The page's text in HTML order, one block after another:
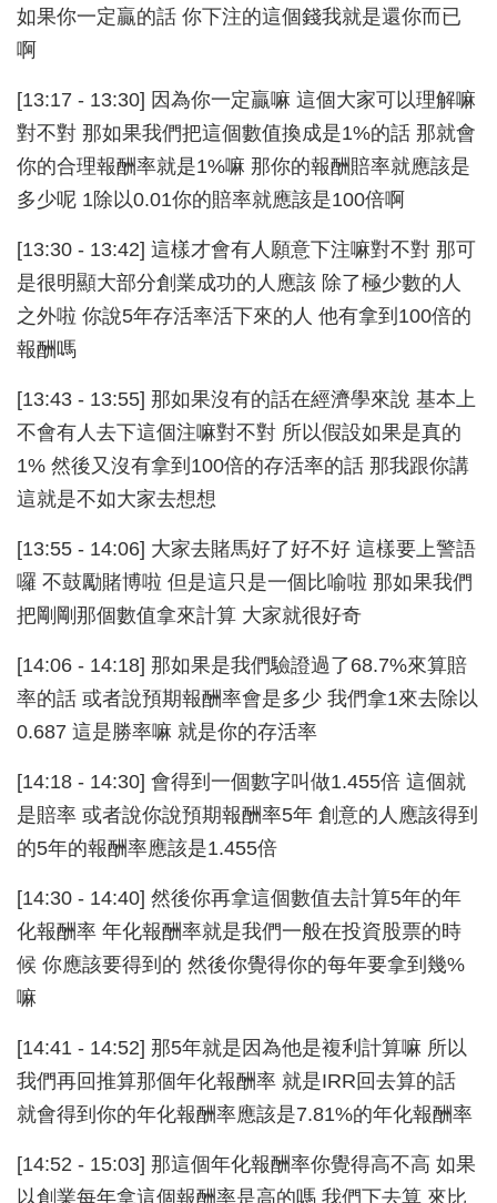
如果你一定贏的話 你下注的這個錢我就是還你而已
啊
[13:17 - 13:30] 因為你一定贏嘛 這個大家可以理解嘛
對不對 那如果我們把這個數值換成是1%的話 那就會
你的合理報酬率就是1%嘛 那你的報酬賠率就應該是
多少呢 1除以0.01你的賠率就應該是100倍啊
[13:30 - 13:42] 這樣才會有人願意下注嘛對不對 那可
是很明顯大部分創業成功的人應該 除了極少數的人
之外啦 你說5年存活率活下來的人 他有拿到100倍的
報酬嗎
[13:43 - 13:55] 那如果沒有的話在經濟學來說 基本上
不會有人去下這個注嘛對不對 所以假設如果是真的
1% 然後又沒有拿到100倍的存活率的話 那我跟你講
這就是不如大家去想想
[13:55 - 14:06] 大家去賭馬好了好不好 這樣要上警語
囉 不鼓勵賭博啦 但是這只是一個比喻啦 那如果我們
把剛剛那個數值拿來計算 大家就很好奇
[14:06 - 14:18] 那如果是我們驗證過了68.7%來算賠
率的話 或者說預期報酬率會是多少 我們拿1來去除以
0.687 這是勝率嘛 就是你的存活率
[14:18 - 14:30] 會得到一個數字叫做1.455倍 這個就
是賠率 或者說你說預期報酬率5年 創意的人應該得到
的5年的報酬率應該是1.455倍
[14:30 - 14:40] 然後你再拿這個數值去計算5年的年
化報酬率 年化報酬率就是我們一般在投資股票的時
候 你應該要得到的 然後你覺得你的每年要拿到幾%
嘛
[14:41 - 14:52] 那5年就是因為他是複利計算嘛 所以
我們再回推算那個年化報酬率 就是IRR回去算的話
就會得到你的年化報酬率應該是7.81%的年化報酬率
[14:52 - 15:03] 那這個年化報酬率你覺得高不高 如果
以創業每年拿這個報酬率是高的嗎 我們下去算 來比